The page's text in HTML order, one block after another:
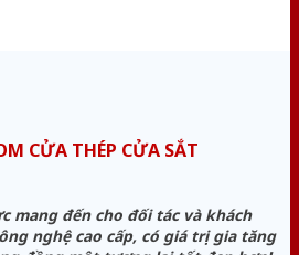
CỬA THÉP CỬA SẮT
mang đến cho đối tác và khách
nghệ cao cấp, có giá trị gia tăng